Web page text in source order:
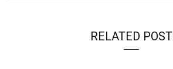
RELATED POST